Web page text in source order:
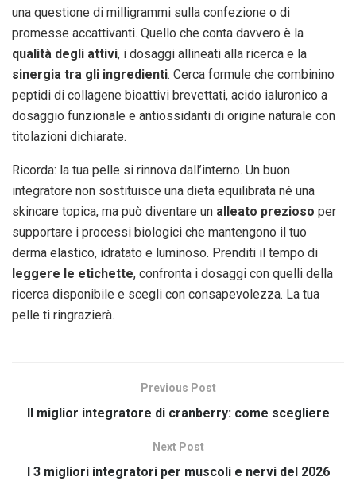
una questione di milligrammi sulla confezione o di
promesse accattivanti. Quello che conta davvero è la
qualità degli attivi, i dosaggi allineati alla ricerca e la
sinergia tra gli ingredienti. Cerca formule che combinino
peptidi di collagene bioattivi brevettati, acido ialuronico a
dosaggio funzionale e antiossidanti di origine naturale con
titolazioni dichiarate.
Ricorda: la tua pelle si rinnova dall’interno. Un buon
integratore non sostituisce una dieta equilibrata né una
skincare topica, ma può diventare un alleato prezioso per
supportare i processi biologici che mantengono il tuo
derma elastico, idratato e luminoso. Prenditi il tempo di
leggere le etichette, confronta i dosaggi con quelli della
ricerca disponibile e scegli con consapevolezza. La tua
pelle ti ringrazierà.
Previous Post
Il miglior integratore di cranberry: come scegliere
Next Post
I 3 migliori integratori per muscoli e nervi del 2026